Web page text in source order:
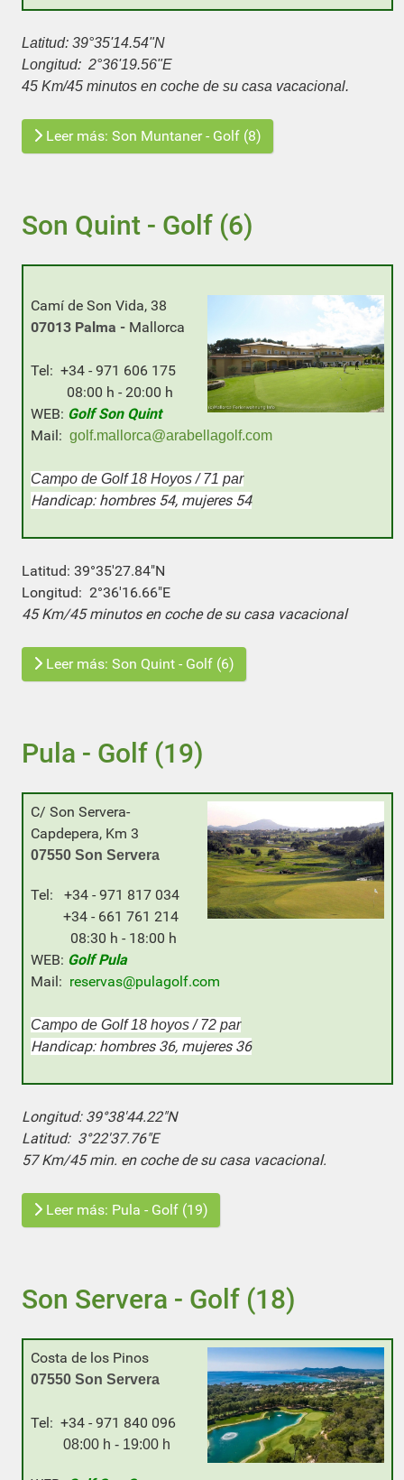
Latitud: 39°35'14.54"N
Longitud: 2°36'19.56"E
45 Km/45 minutos en coche de su casa vacacional.
Leer más: Son Muntaner - Golf (8)
Son Quint - Golf (6)
Camí de Son Vida, 38
07013 Palma - Mallorca
Tel: +34 - 971 606 175
08:00 h - 20:00 h
WEB: Golf Son Quint
Mail: golf.mallorca@arabellagolf.com
Campo de Golf 18 Hoyos / 71 par
Handicap: hombres 54, mujeres 54
Latitud: 39°35'27.84"N
Longitud: 2°36'16.66"E
45 Km/45 minutos en coche de su casa vacacional
Leer más: Son Quint - Golf (6)
Pula - Golf (19)
C/ Son Servera-
Capdepera, Km 3
07550 Son Servera
Tel: +34 - 971 817 034
+34 - 661 761 214
08:30 h - 18:00 h
WEB: Golf Pula
Mail: reservas@pulagolf.com
Campo de Golf 18 hoyos / 72 par
Handicap: hombres 36, mujeres 36
Longitud: 39°38'44.22"N
Latitud: 3°22'37.76"E
57 Km/45 min. en coche de su casa vacacional.
Leer más: Pula - Golf (19)
Son Servera - Golf (18)
Costa de los Pinos
07550 Son Servera
Tel: +34 - 971 840 096
08:00 h - 19:00 h